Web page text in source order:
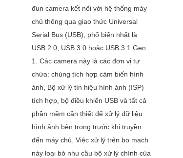
đun camera kết nối với hệ thống máy
chủ thông qua giao thức Universal
Serial Bus (USB), phổ biến nhất là
USB 2.0, USB 3.0 hoặc USB 3.1 Gen
1. Các camera này là các đơn vị tự
chứa: chúng tích hợp cảm biến hình
ảnh, Bộ xử lý tín hiệu hình ảnh (ISP)
tích hợp, bộ điều khiển USB và tất cả
phần mềm cần thiết để xử lý dữ liệu
hình ảnh bên trong trước khi truyền
đến máy chủ. Việc xử lý trên bo mạch
này loại bỏ nhu cầu bộ xử lý chính của